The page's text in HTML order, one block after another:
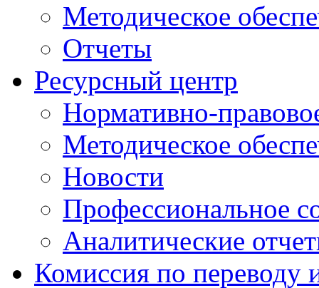
Методическое
Отчеты
Ресурсный центр
Нормативно-
Методическое
Новости
Профессиональное
Аналитические
Комиссия по переводу